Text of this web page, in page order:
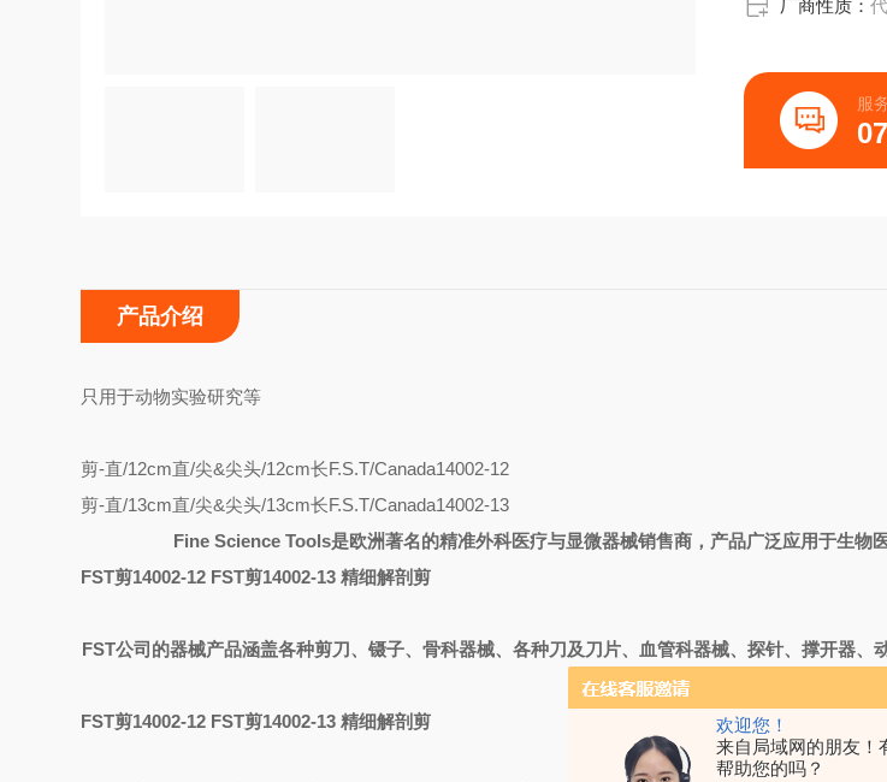
欢迎您！
来自局域网的朋友！
帮助您的吗？
厂商性质：
服
产品介绍
只用于动物实验研究等
剪-直/12cm直/尖&尖头/12cm长F.S.T/Canada14002-12
剪-直/13cm直/尖&尖头/13cm长F.S.T/Canada14002-13
Fine Science Tools是欧洲著名的精准外科医疗与显微器械销售商，产品广泛应用于生物
FST剪14002-12 FST剪14002-13 精细解剖剪
FST公司的器械产品涵盖各种剪刀、镊子、骨科器械、各种刀及刀片、血管科器械、探针、撑开器、
的器械。
FST剪14002-12 FST剪14002-13 精细解剖剪